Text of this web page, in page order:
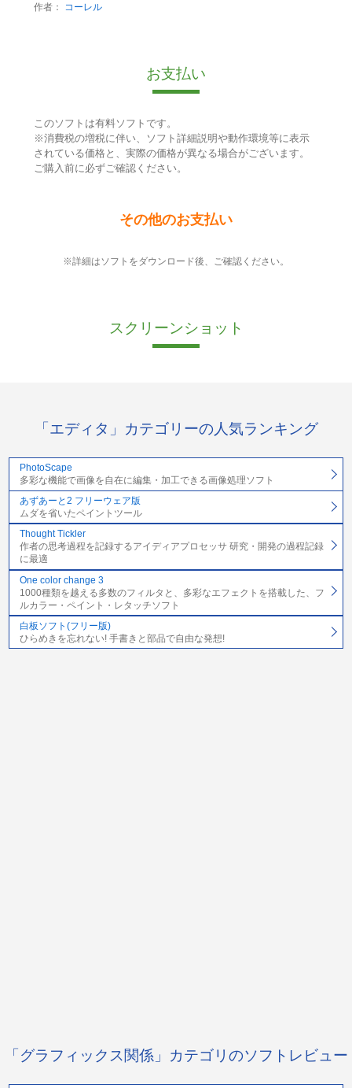
作者： コーレル
お支払い
このソフトは有料ソフトです。
※消費税の増税に伴い、ソフト詳細説明や動作環境等に表示
されている価格と、実際の価格が異なる場合がございます。
ご購入前に必ずご確認ください。
その他のお支払い
※詳細はソフトをダウンロード後、ご確認ください。
スクリーンショット
「エディタ」カテゴリーの人気ランキング
PhotoScape
多彩な機能で画像を自在に編集・加工できる画像処理ソフト
あずあーと2 フリーウェア版
ムダを省いたペイントツール
Thought Tickler
作者の思考過程を記録するアイディアプロセッサ 研究・開発の過程記録
に最適
One color change 3
1000種類を越える多数のフィルタと、多彩なエフェクトを搭載した、フ
ルカラー・ペイント・レタッチソフト
白板ソフト(フリー版)
ひらめきを忘れない! 手書きと部品で自由な発想!
「グラフィックス関係」カテゴリのソフトレビュー